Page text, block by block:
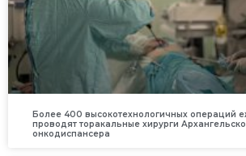
Более 400 высокотехнологичных операций
проводят торакальные хирурги
онкодиспансера